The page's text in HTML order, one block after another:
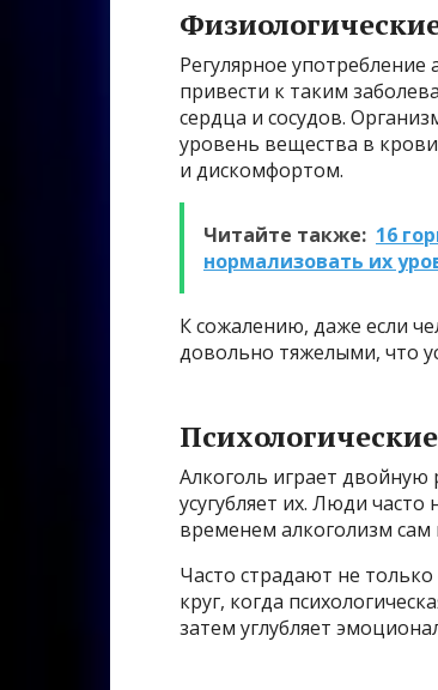
Регулярное
привести к таким
сердца и сосудов.
уровень вещества в
и дискомфортом.
Читайте также: 16
нормализовать их
К сожалению, даже если
довольно тяжелыми, что
Алкоголь играет
усугубляет их. Люди
временем алкоголизм сам
Часто страдают не
круг, когда
затем углубляет